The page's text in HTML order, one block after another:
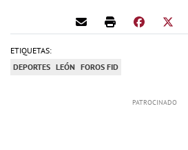
ETIQUETAS:
DEPORTES LEÓN FOROS FID